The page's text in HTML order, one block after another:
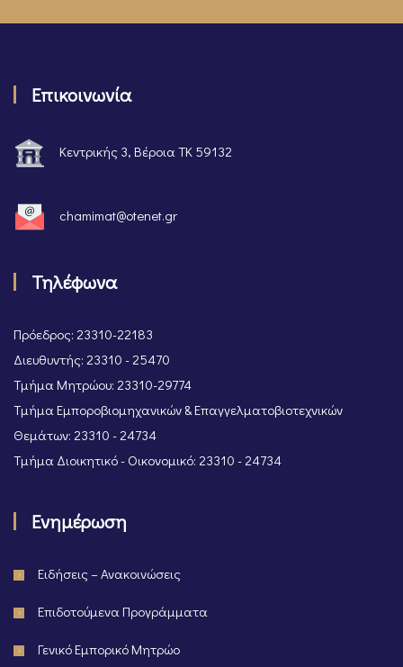
Επικοινωνία
Κεντρικής 3, Βέροια ΤΚ 59132
chamimat@otenet.gr
Τηλέφωνα
Πρόεδρος: 23310-22183
Διευθυντής: 23310 - 25470
Τμήμα Μητρώου: 23310-29774
Τμήμα Εμποροβιομηχανικών & Επαγγελματοβιοτεχνικών
Θεμάτων: 23310 - 24734
Τμήμα Διοικητικό - Οικονομικό: 23310 - 24734
Ενημέρωση
Ειδήσεις – Ανακοινώσεις
Επιδοτούμενα Προγράμματα
Γενικό Εμπορικό Μητρώο